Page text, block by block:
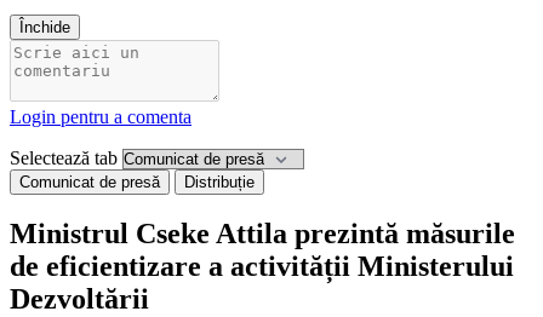
Închide
Login pentru a comenta
Selectează tab
Comunicat de presă Distribuție
Ministrul Cseke Attila prezintă măsurile
de eficientizare a activității Ministerului
Dezvoltării